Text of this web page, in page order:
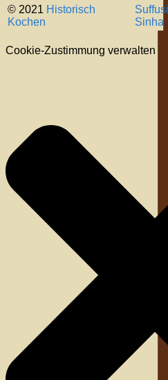
© 2021 Historisch
Kochen
Sinha
Cookie-Zustimmung verwalten